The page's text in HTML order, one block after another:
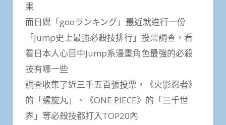
果
而日媒「gooランキング」最近就進行一份
「Jump史上最強必殺技排行」投票調查，看
看日本人心目中Jump系漫畫角色最強的必殺
技有哪一些
調查收集了近三千五百張投票，《火影忍者》
的「螺旋丸」、《ONE PIECE》的「三千世
界」等必殺技都打入TOP20內